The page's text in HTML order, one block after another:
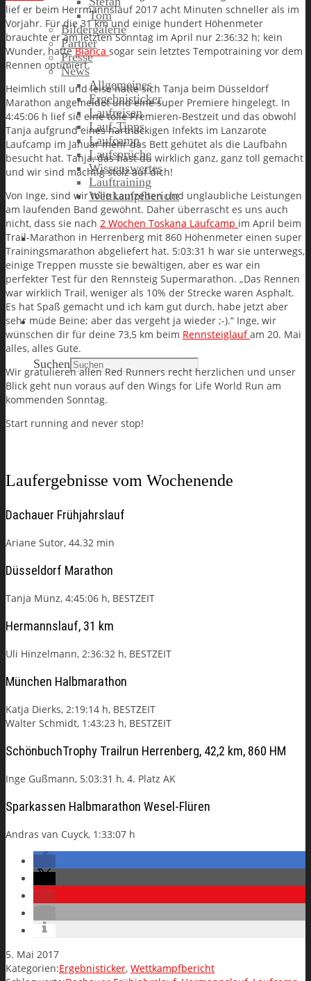
Tom
Bildergalerie
Partner
Presse
News
Allgemeines
Ergebnisticker
Laufreisen
Lauf-Tipps
Laufcamp
Laufsprüche
Wissenswertes
Lauftraining
Wettkampfbericht
Jobs
Search
Suchen
lief er beim Herrmannslauf 2017 acht Minuten schneller als im
Vorjahr. Für die 31 km und einige hundert Höhenmeter
brauchte er am letzten Sonntag im April nur 2:36:32 h; kein
Wunder, hatteBianca sogar sein letztes Tempotraining vor dem
Rennen optimiert.
Heimlich still und leise hatte sich Tanja beim Düsseldorf
Marathon angemeldet und eine super Premiere hingelegt. In
4:45:06 h lief sie eine tolle Premieren-Bestzeit und das obwohl
Tanja aufgrund eines hartnäckigen Infekts im Lanzarote
Laufcamp im Januar mehr das Bett gehütet als die Laufbahn
besucht hat. Tanja, das hast du wirklich ganz, ganz toll gemacht
und wir sind mächtig stolz auf dich!
Von Inge, sind wir tolle Laufzeiten und unglaubliche Leistungen
am laufenden Band gewöhnt. Daher überrascht es uns auch
nicht, dass sie nach 2 Wochen Toskana Laufcamp im April beim
Trail-Marathon in Herrenberg mit 860 Höhenmeter einen super
Trainingsmarathon abgeliefert hat. 5:03:31 h war sie unterwegs,
einige Treppen musste sie bewältigen, aber es war ein
perfekter Test für den Rennsteig Supermarathon. „Das Rennen
war wirklich Trail, weniger als 10% der Strecke waren Asphalt.
Es hat Spaß gemacht und ich kam gut durch, habe jetzt aber
sehr müde Beine; aber das vergeht ja wieder ;-).“ Inge, wir
wünschen dir für deine 73,5 km beim Rennsteiglaufam 20. Mai
alles, alles Gute.
Wir gratulieren allen Red Runners recht herzlichen und unser
Blick geht nun voraus auf den Wings for Life World Run am
kommenden Sonntag.
Start running and never stop!
Laufergebnisse vom Wochenende
Dachauer Frühjahrslauf
Ariane Sutor, 44.32 min
Düsseldorf Marathon
Tanja Münz, 4:45:06 h, BESTZEIT
Hermannslauf, 31 km
Uli Hinzelmann, 2:36:32 h, BESTZEIT
München Halbmarathon
Katja Dierks, 2:19:14 h, BESTZEIT
Walter Schmidt, 1:43:23 h, BESTZEIT
SchönbuchTrophy Trailrun Herrenberg, 42,2 km, 860 HM
Inge Gußmann, 5:03:31 h, 4. Platz AK
Sparkassen Halbmarathon Wesel-Flüren
Andras van Cuyck, 1:33:07 h
5. Mai 2017
Kategorien:Ergebnisticker, Wettkampfbericht